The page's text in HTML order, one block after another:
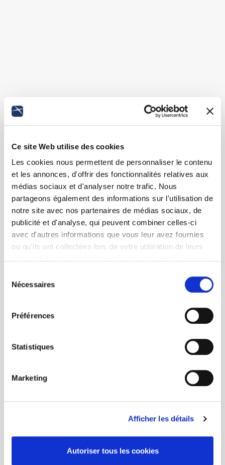
Ce site Web utilise des cookies
Les cookies nous permettent de personnaliser le contenu
et les annonces, d'offrir des fonctionnalités relatives aux
médias sociaux et d'analyser notre trafic. Nous
partageons également des informations sur l'utilisation de
notre site avec nos partenaires de médias sociaux, de
publicité et d'analyse, qui peuvent combiner celles-ci
avec d'autres informations que vous leur avez fournies
ou qu'ils ont collectées lors de votre utilisation de leurs
Nécessaires
Préférences
Statistiques
Marketing
Afficher les détails
Autoriser tous les cookies